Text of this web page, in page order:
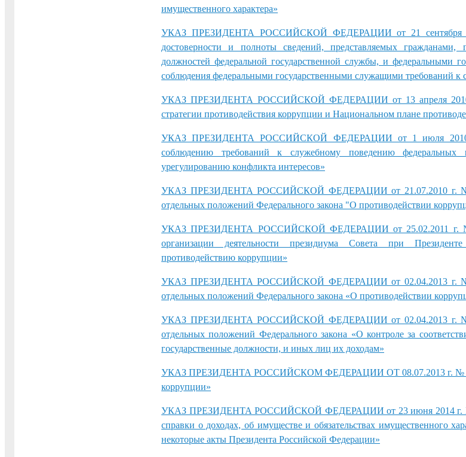
имущественного характера»
УКАЗ ПРЕЗИДЕНТА РОССИЙСКОЙ ФЕДЕРАЦИИ от 21 сентября
достоверности и полноты сведений, представляемых
должностей федеральной государственной службы, и федеральными
соблюдения федеральными государственными служащими требований к
УКАЗ ПРЕЗИДЕНТА РОССИЙСКОЙ ФЕДЕРАЦИИ от 13 апреля
стратегии противодействия коррупции и Национальном плане
УКАЗ ПРЕЗИДЕНТА РОССИЙСКОЙ ФЕДЕРАЦИИ от 1 июля
соблюдению требований к служебному поведению федеральных
урегулированию конфликта интересов»
УКАЗ ПРЕЗИДЕНТА РОССИЙСКОЙ ФЕДЕРАЦИИ от 21.07.2010 г. №
отдельных положений Федерального закона "О противодействии
УКАЗ ПРЕЗИДЕНТА РОССИЙСКОЙ ФЕДЕРАЦИИ от 25.02.2011 г. №
организации деятельности президиума Совета при
противодействию коррупции»
УКАЗ ПРЕЗИДЕНТА РОССИЙСКОЙ ФЕДЕРАЦИИ от 02.04.2013 г. №
отдельных положений Федерального закона «О противодействии
УКАЗ ПРЕЗИДЕНТА РОССИЙСКОЙ ФЕДЕРАЦИИ от 02.04.2013 г. №
отдельных положений Федерального закона «О контроле за
государственные должности, и иных лиц их доходам»
УКАЗ ПРЕЗИДЕНТА РОССИЙСКОМ ФЕДЕРАЦИИ ОТ 08.07.2013 г. №
коррупции»
УКАЗ ПРЕЗИДЕНТА РОССИЙСКОЙ ФЕДЕРАЦИИ от 23 июня 2014 г. №
справки о доходах, об имуществе и обязательствах имущественного
некоторые акты Президента Российской Федерации»